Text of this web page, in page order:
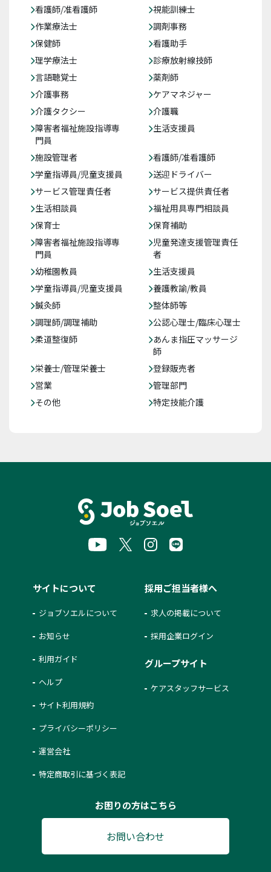
看護師/准看護師
視能訓練士
作業療法士
調剤事務
保健師
看護助手
理学療法士
診療放射線技師
言語聴覚士
薬剤師
介護事務
ケアマネジャー
介護タクシー
介護職
障害者福祉施設指導専
門員
生活支援員
施設管理者
看護師/准看護師
学童指導員/児童支援員
送迎ドライバー
サービス管理責任者
サービス提供責任者
生活相談員
福祉用具専門相談員
保育士
保育補助
障害者福祉施設指導専
門員
児童発達支援管理責任
者
幼稚園教員
生活支援員
学童指導員/児童支援員
養護教諭/教員
鍼灸師
整体師等
調理師/調理補助
公認心理士/臨床心理士
柔道整復師
あんま指圧マッサージ
師
栄養士/管理栄養士
登録販売者
営業
管理部門
その他
特定技能介護
サイトについて
ジョブソエルについて
お知らせ
利用ガイド
ヘルプ
サイト利用規約
プライバシーポリシー
運営会社
特定商取引に基づく表記
採用ご担当者様へ
求人の掲載について
採用企業ログイン
グループサイト
ケアスタッフサービス
お困りの方はこちら
お問い合わせ